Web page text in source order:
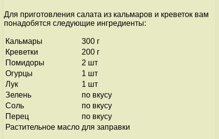
Для приготовления салата из кальмаров и креветок вам
понадобятся следующие ингредиенты:
Кальмары
300 г
Креветки
200 г
Помидоры
2 шт
Огурцы
1 шт
Лук
1 шт
Зелень
по вкусу
Соль
по вкусу
Перец
по вкусу
Растительное масло для заправки